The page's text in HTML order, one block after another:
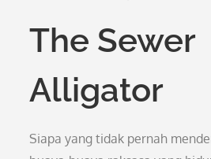
The Sewer
Alligator
Siapa yang tidak pernah